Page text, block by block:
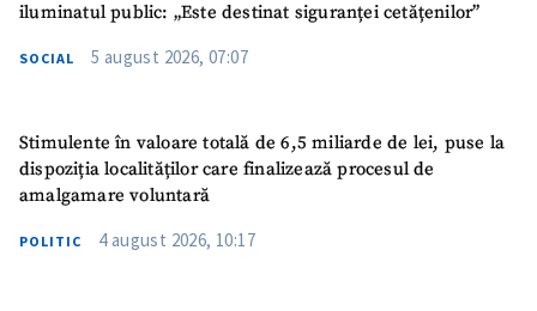
iluminatul public: „Este destinat siguranței cetățenilor”
SOCIAL 5 august 2026, 07:07
Stimulente în valoare totală de 6,5 miliarde de lei, puse la
dispoziția localităților care finalizează procesul de
amalgamare voluntară
POLITIC 4 august 2026, 10:17